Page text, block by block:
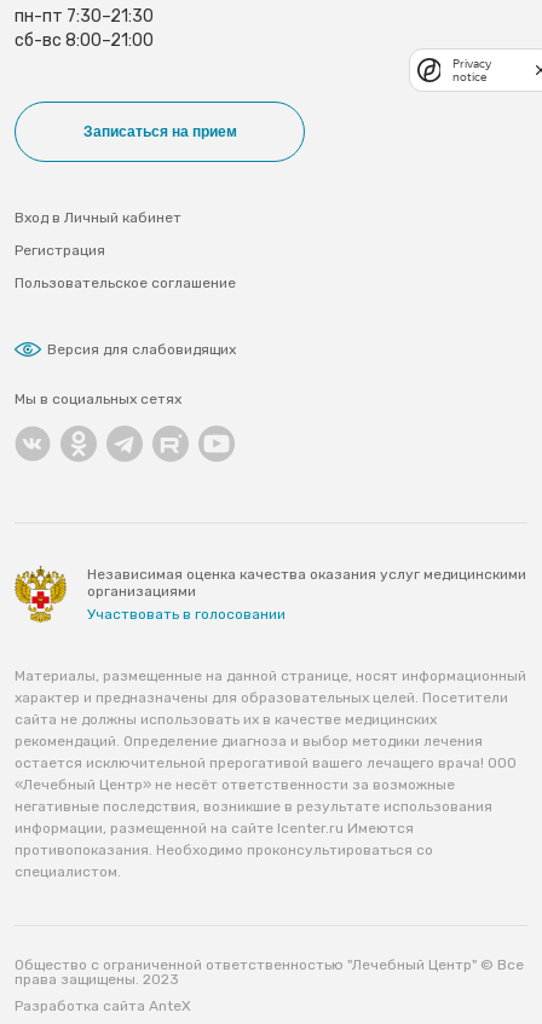
пн-пт 7:30–21:30
сб-вс 8:00–21:00
Записаться на прием
Вход в Личный кабинет
Регистрация
Пользовательское соглашение
Версия для слабовидящих
Мы в социальных сетях
Материалы, размещенные на данной странице, носят информационный
характер и предназначены для образовательных целей. Посетители
сайта не должны использовать их в качестве медицинских
рекомендаций. Определение диагноза и выбор методики лечения
остается исключительной прерогативой вашего лечащего врача! ООО
«Лечебный Центр» не несёт ответственности за возможные
негативные последствия, возникшие в результате использования
информации, размещенной на сайте lcenter.ru Имеются
противопоказания. Необходимо проконсультироваться со
специалистом.
Независимая оценка качества оказания услуг медицинскими
организациями
Участвовать в голосовании
Общество с ограниченной ответственностью "Лечебный Центр" © Все
права защищены. 2023
Разработка сайта AnteX
Privacy
notice